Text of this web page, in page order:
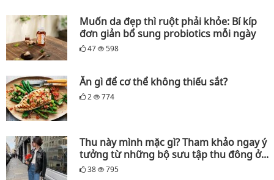
Muốn da đẹp thì ruột phải khỏe: Bí kíp
đơn giản bổ sung probiotics mỗi ngày
47 598
Ăn gì để cơ thể không thiếu sắt?
2 774
Thu này mình mặc gì? Tham khảo ngay ý
tưởng từ những bộ sưu tập thu đông ở...
38 795